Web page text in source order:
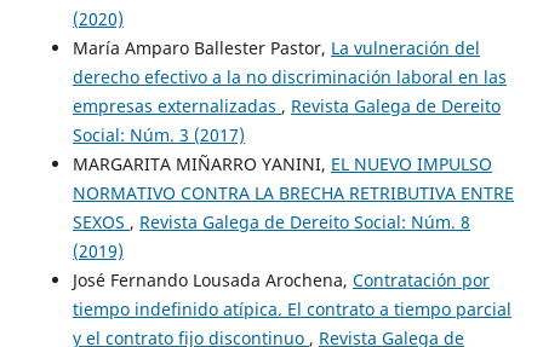
(2020)
María Amparo Ballester Pastor, La vulneración del
derecho efectivo a la no discriminación laboral en las
empresas externalizadas , Revista Galega de Dereito
Social: Núm. 3 (2017)
MARGARITA MIÑARRO YANINI, EL NUEVO IMPULSO
NORMATIVO CONTRA LA BRECHA RETRIBUTIVA ENTRE
SEXOS , Revista Galega de Dereito Social: Núm. 8
(2019)
José Fernando Lousada Arochena, Contratación por
tiempo indefinido atípica. El contrato a tiempo parcial
y el contrato fijo discontinuo , Revista Galega de